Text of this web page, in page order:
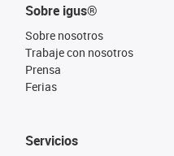
Sobre igus®
Sobre nosotros
Trabaje con nosotros
Prensa
Ferias
Servicios